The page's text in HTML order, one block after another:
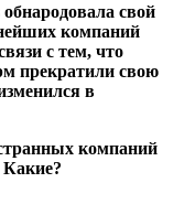
свой
компаний
с тем, что
прекратили свою
в